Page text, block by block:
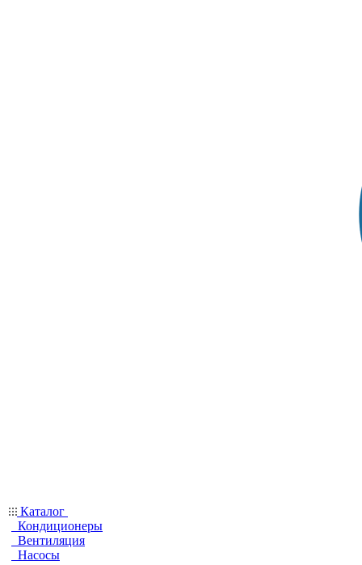
Каталог
Кондиционеры
Вентиляция
Насосы